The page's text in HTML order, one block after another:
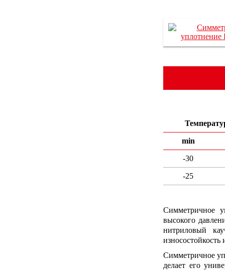
min
-30
-25
Симметричное
высокого
нитриловый
Симметричное
делает его